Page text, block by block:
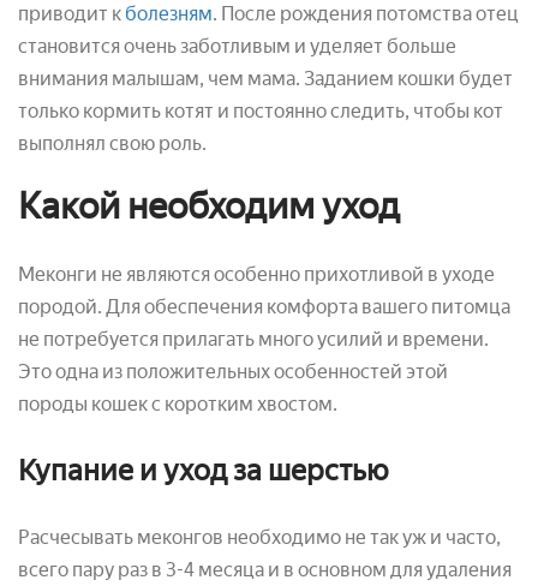
приводит к болезням. После рождения потомства отец
становится очень заботливым и уделяет больше
внимания малышам, чем мама. Заданием кошки будет
только кормить котят и постоянно следить, чтобы кот
выполнял свою роль.
Какой необходим уход
Меконги не являются особенно прихотливой в уходе
породой. Для обеспечения комфорта вашего питомца
не потребуется прилагать много усилий и времени.
Это одна из положительных особенностей этой
породы кошек с коротким хвостом.
Купание и уход за шерстью
Расчесывать меконгов необходимо не так уж и часто,
всего пару раз в 3-4 месяца и в основном для удаления